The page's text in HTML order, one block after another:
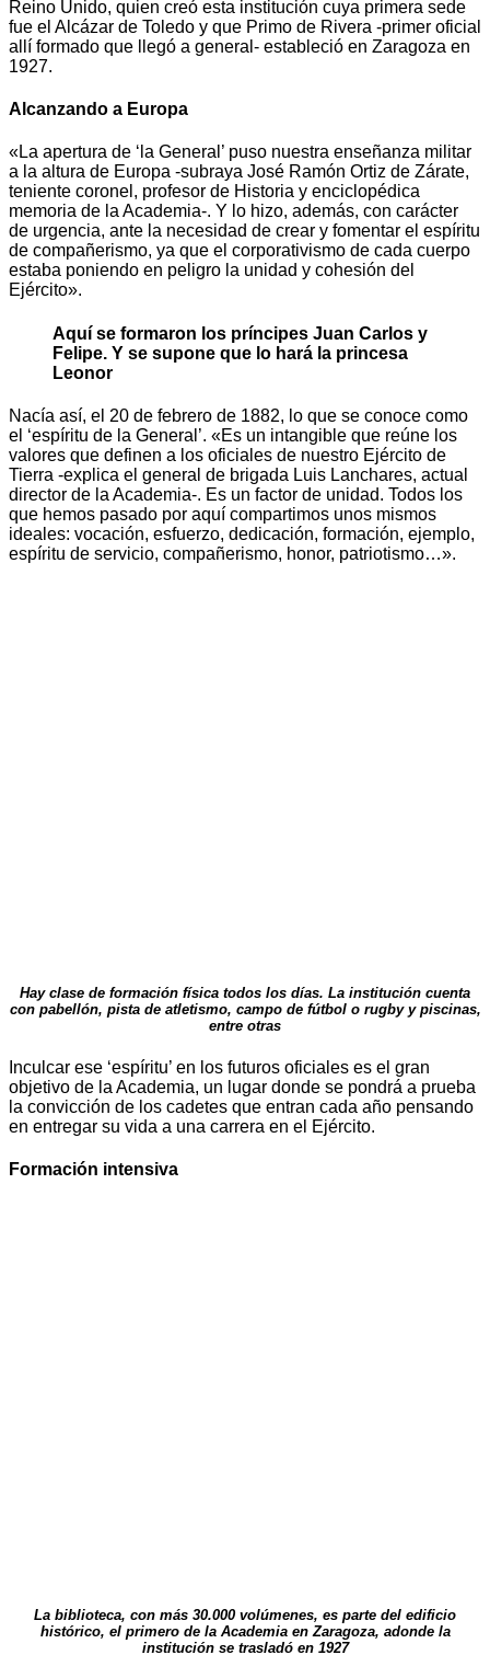
Reino Unido, quien creó esta institución cuya primera sede
fue el Alcázar de Toledo y que Primo de Rivera -primer oficial
allí formado que llegó a general- estableció en Zaragoza en
1927.
Alcanzando a Europa
«La apertura de ‘la General’ puso nuestra enseñanza militar
a la altura de Europa -subraya José Ramón Ortiz de Zárate,
teniente coronel, profesor de Historia y enciclopédica
memoria de la Academia-. Y lo hizo, además, con carácter
de urgencia, ante la necesidad de crear y fomentar el espíritu
de compañerismo, ya que el corporativismo de cada cuerpo
estaba poniendo en peligro la unidad y cohesión del
Ejército».
Aquí se formaron los príncipes Juan Carlos y
Felipe. Y se supone que lo hará la princesa
Leonor
Nacía así, el 20 de febrero de 1882, lo que se conoce como
el ‘espíritu de la General’. «Es un intangible que reúne los
valores que definen a los oficiales de nuestro Ejército de
Tierra -explica el general de brigada Luis Lanchares, actual
director de la Academia-. Es un factor de unidad. Todos los
que hemos pasado por aquí compartimos unos mismos
ideales: vocación, esfuerzo, dedicación, formación, ejemplo,
espíritu de servicio, compañerismo, honor, patriotismo…».
Hay clase de formación física todos los días. La institución cuenta
con pabellón, pista de atletismo, campo de fútbol o rugby y piscinas,
entre otras
Inculcar ese ‘espíritu’ en los futuros oficiales es el gran
objetivo de la Academia, un lugar donde se pondrá a prueba
la convicción de los cadetes que entran cada año pensando
en entregar su vida a una carrera en el Ejército.
Formación intensiva
La biblioteca, con más 30.000 volúmenes, es parte del edificio
histórico, el primero de la Academia en Zaragoza, adonde la
institución se trasladó en 1927